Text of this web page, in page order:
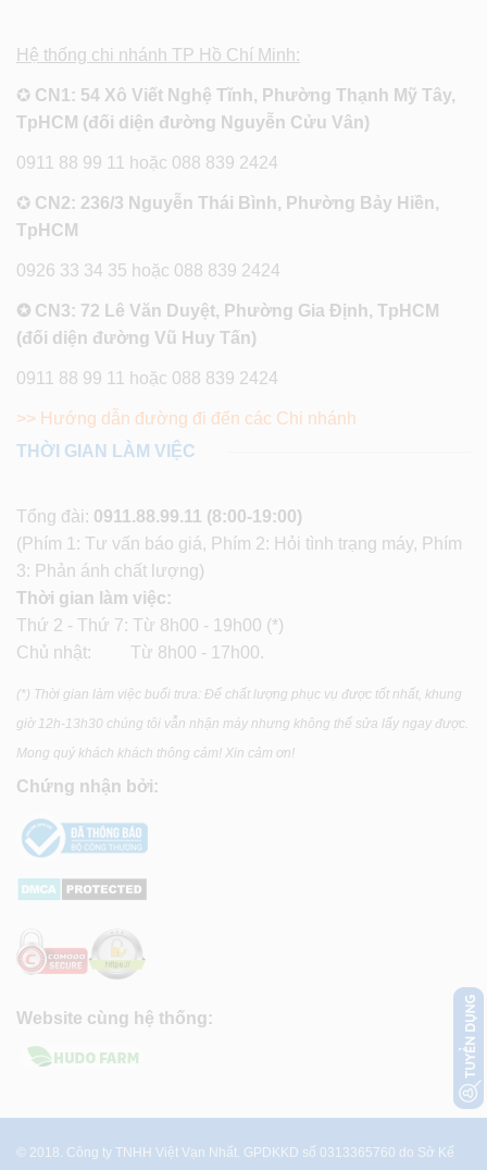
Hệ thống chi nhánh TP Hồ Chí Minh:
✪ CN1: 54 Xô Viết Nghệ Tĩnh, Phường Thạnh Mỹ Tây,
TpHCM (đối diện đường Nguyễn Cửu Vân)
0911 88 99 11 hoặc 088 839 2424
✪ CN2: 236/3 Nguyễn Thái Bình, Phường Bảy Hiền,
TpHCM
0926 33 34 35 hoặc 088 839 2424
✪ CN3: 72 Lê Văn Duyệt, Phường Gia Định, TpHCM
(đối diện đường Vũ Huy Tấn)
0911 88 99 11 hoặc 088 839 2424
>> Hướng dẫn đường đi đến các Chi nhánh
THỜI GIAN LÀM VIỆC
Tổng đài: 0911.88.99.11 (8:00-19:00)
(Phím 1: Tư vấn báo giá, Phím 2: Hỏi tình trạng máy, Phím
3: Phản ánh chất lượng)
Thời gian làm việc:
Thứ 2 - Thứ 7: Từ 8h00 - 19h00 (*)
Chủ nhật: Từ 8h00 - 17h00.
(*) Thời gian làm việc buổi trưa: Để chất lượng phục vụ được tốt nhất, khung
giờ 12h-13h30 chúng tôi vẫn nhận máy nhưng không thể sửa lấy ngay được.
Mong quý khách khách thông cảm! Xin cảm ơn!
Chứng nhận bởi:
Website cùng hệ thống:
© 2018. Công ty TNHH Việt Vạn Nhất. GPDKKD số 0313365760 do Sở Kế